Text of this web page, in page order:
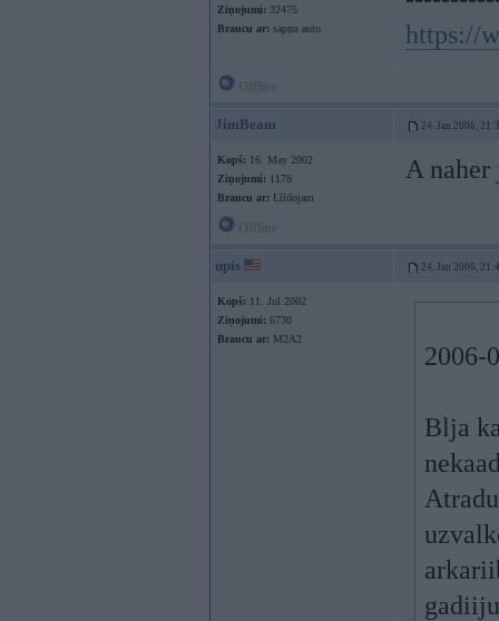
Ziņojumi: 32475
Braucu ar: sapņu auto
https://
JimBeam 24. Jan 2006,
Kopš: 16. May 2002
Ziņojumi: 1178
Braucu ar: Līīdojam
A
upis 24. Jan 2006,
Kopš: 11. Jul 2002
Ziņojumi: 6730
Braucu ar: M2A2
2006-
Blja